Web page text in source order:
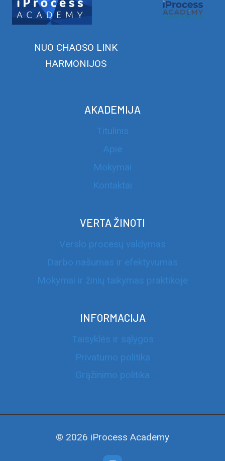
NUO CHAOSO LINK
HARMONIJOS
AKADEMIJA
Titulinis
Apie
Mokymai
Kontaktai
VERTA ŽINOTI
Verslo procesų valdymas
Darbo našumas ir efektyvumas
Mokymai ir žinių taikymas praktikoje
INFORMACIJA
Taisyklės ir sąlygos
Privatumo politika
Grąžinimo politika
© 2026 iProcess Academy